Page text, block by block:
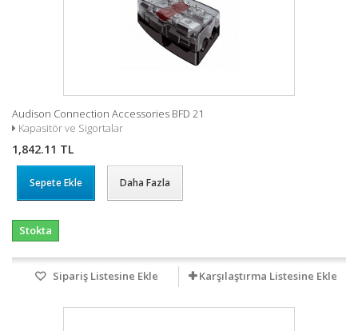
Audison Connection Accessories BFD 21
Kapasitör ve Sigortalar
1,842.11 TL
Sepete Ekle Daha Fazla
Stokta
Sipariş Listesine Ekle Karşılaştırma Listesine Ekle